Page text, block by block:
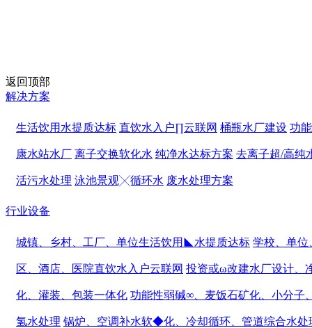
返回顶部
解决方案
生活饮用水提质达标 直饮水入户∏云联网 桶瓶水厂建设 功
康水站水厂 离子交换软化水 纯净水达标方案 去离子超/高纯
活污水处理 泳池景观╳循环水 废水处理方案
行业设备
城镇、乡村、工厂、单位生活饮用◣水提质达标 学校、单位
区、酒店、医院直饮水入户云联网 投资或ω改建水厂设计、
化、灌装、包装一体化 功能性弱碱∞、麦饭石矿化、小分子
氢水处理 锅炉、空调补水软◆化、冷却循环、管道综合水处